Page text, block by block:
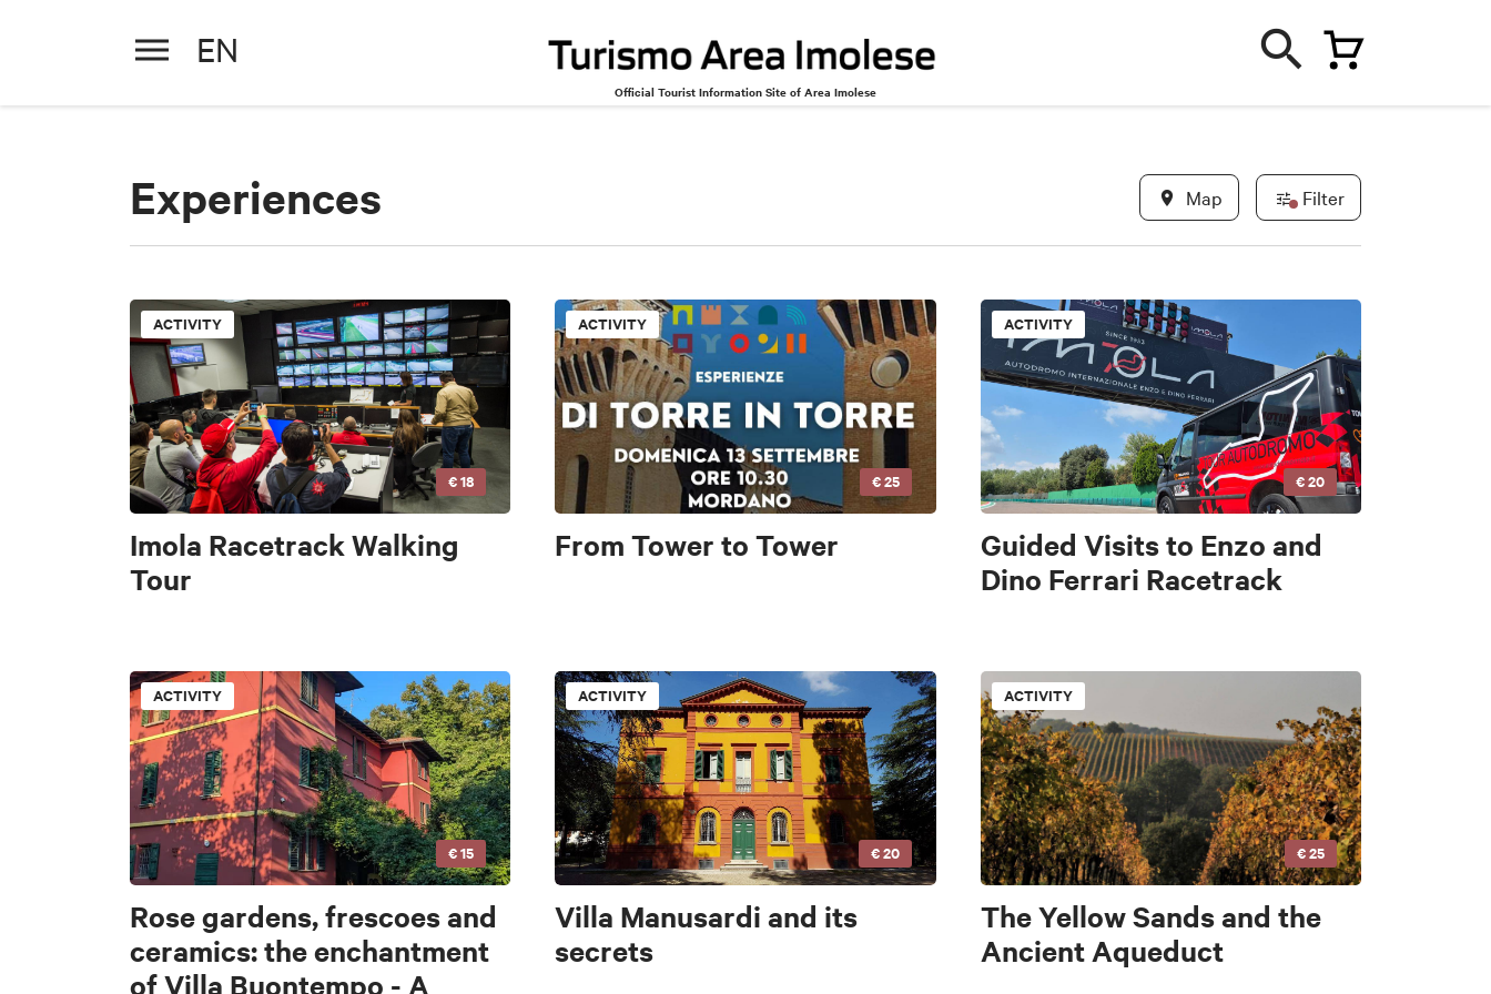
EN
Official Tourist Information Site of Area Imolese
Experiences Map Filter
ACTIVITY
€ 18
Imola Racetrack Walking
Tour
ACTIVITY
€ 25
From Tower to Tower
ACTIVITY
€ 20
Guided Visits to Enzo and
Dino Ferrari Racetrack
ACTIVITY
€ 15
Rose gardens, frescoes and
ceramics: the enchantment
of Villa Buontempo - A
ACTIVITY
€ 20
Villa Manusardi and its
secrets
ACTIVITY
€ 25
The Yellow Sands and the
Ancient Aqueduct
PERIOD
Select a period
PERIOD
Select a period